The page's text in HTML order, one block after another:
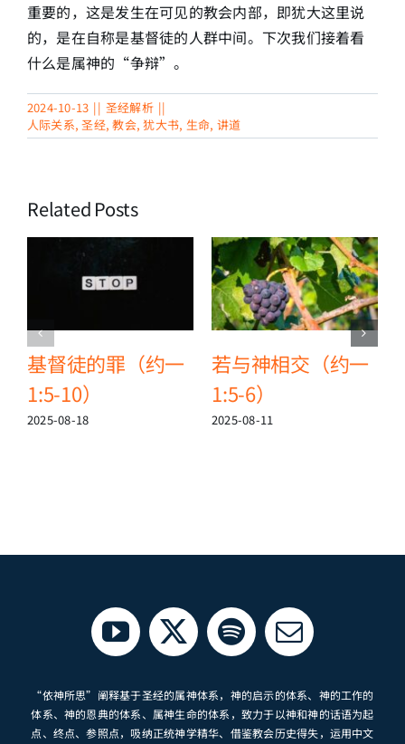
重要的，这是发生在可见的教会内部，即犹大这里说
的，是在自称是基督徒的人群中间。下次我们接着看
什么是属神的“争辩”。
2024-10-13 || 圣经解析 ||
人际关系,圣经,教会,犹大书, 生命, 讲道
Related Posts
基督徒的罪（约一
1:5-10）
2025-08-18
若与神相交（约一
1:5-6）
2025-08-11
“依神所思”阐释基于圣经的属神体系，神的启示的体系、神的工作的
体系、神的恩典的体系、属神生命的体系，致力于以神和神的话语为起
点、终点、参照点，吸纳正统神学精华、借鉴教会历史得失，运用中文